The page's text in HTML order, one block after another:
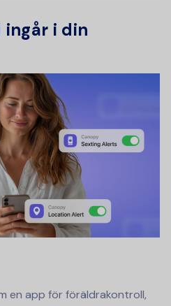
ingår i din
en app för föräldrakontroll,